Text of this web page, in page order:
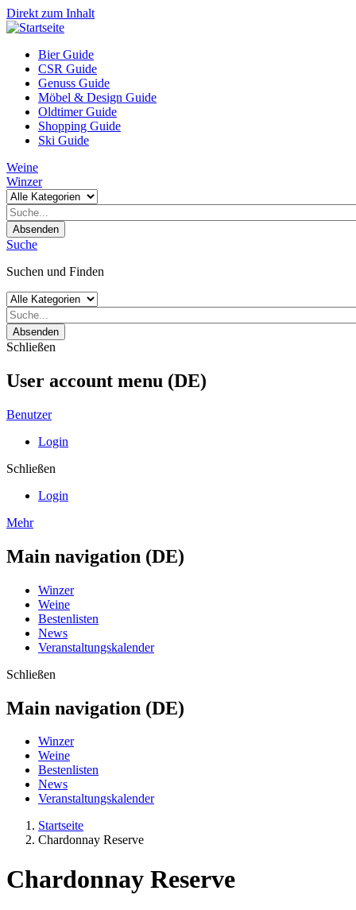
Direkt zum Inhalt
Bier Guide
CSR Guide
Genuss Guide
Möbel & Design Guide
Oldtimer Guide
Shopping Guide
Ski Guide
Weine
Winzer
Absenden
Suche
Suchen und Finden
Absenden
Schließen
User account menu (DE)
Benutzer
Login
Schließen
Login
Mehr
Main navigation (DE)
Winzer
Weine
Bestenlisten
News
Veranstaltungskalender
Schließen
Main navigation (DE)
Winzer
Weine
Bestenlisten
News
Veranstaltungskalender
Startseite
Chardonnay Reserve
Chardonnay Reserve